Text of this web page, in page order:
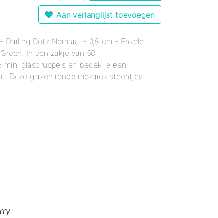
mm - Gemixte Kleuren
Kleuren
Kleuren
18 mm - Gemixte Kleuren
Kleuren
- Enkele Kleuren
Kleuren
mm - Enkele Kleuren
mm - Enkele Kleuren
mm - Enkele Kleuren
12x38 mm - Enkele Kleuren
Enkele Kleuren
Kleuren
- Enkele Kleuren
Aan verlanglijst toevoegen
Darling Dotz Normaal - 0,8 cm - Enkele
In een zakje van 50
mini glasdruppels en bedek je een
Deze glazen ronde mozaiek steentjes